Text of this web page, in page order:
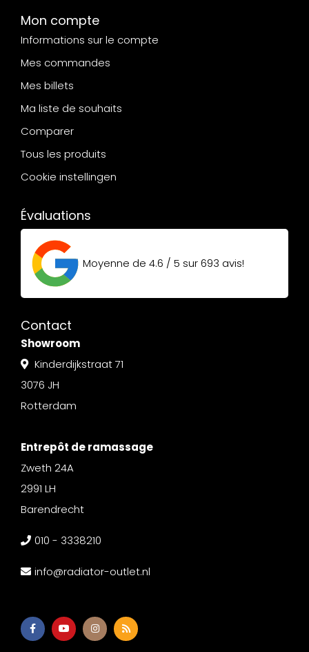
Mon compte
Informations sur le compte
Mes commandes
Mes billets
Ma liste de souhaits
Comparer
Tous les produits
Cookie instellingen
Évaluations
Moyenne de 4.6 / 5 sur693 avis!
Contact
Showroom
Kinderdijkstraat 71
3076 JH
Rotterdam
Entrepôt de ramassage
Zweth 24A
2991 LH
Barendrecht
010 - 3338210
info@radiator-outlet.nl